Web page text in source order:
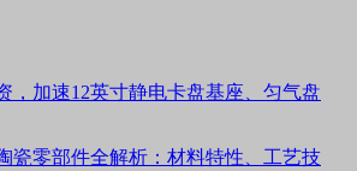
，加速12英寸静电卡盘基座、匀气盘
瓷零部件全解析：材料特性、工艺技